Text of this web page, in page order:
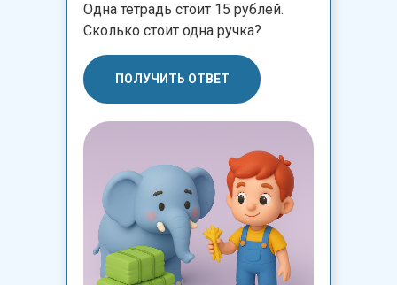
Одна тетрадь стоит 15 рублей.
Сколько стоит одна ручка?
ПОЛУЧИТЬ ОТВЕТ